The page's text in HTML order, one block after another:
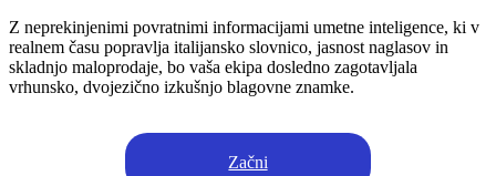
Z neprekinjenimi povratnimi informacijami umetne inteligence, ki v
realnem času popravlja italijansko slovnico, jasnost naglasov in
skladnjo maloprodaje, bo vaša ekipa dosledno zagotavljala
vrhunsko, dvojezično izkušnjo blagovne znamke.
Začni